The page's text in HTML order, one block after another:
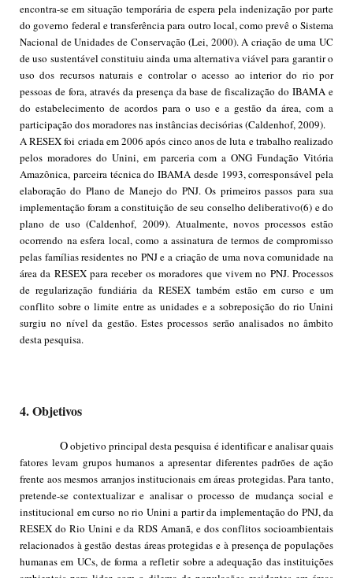
encontra-se em situação temporária de espera pela indenização por parte
do governo federal e transferência para outro local, como prevê o Sistema
Nacional de Unidades de Conservação (Lei, 2000). A criação de uma UC
de uso sustentável constituiu ainda uma alternativa viável para garantir o
uso dos recursos naturais e controlar o acesso ao interior do rio por
pessoas de fora, através da presença da base de fiscalização do IBAMA e
do estabelecimento de acordos para o uso e a gestão da área, com a
participação dos moradores nas instâncias decisórias (Caldenhof, 2009).
A RESEX foi criada em 2006 após cinco anos de luta e trabalho realizado
pelos moradores do Unini, em parceria com a ONG Fundação Vitória
Amazônica, parceira técnica do IBAMA desde 1993, corresponsável pela
elaboração do Plano de Manejo do PNJ. Os primeiros passos para sua
implementação foram a constituição de seu conselho deliberativo(6) e do
plano de uso (Caldenhof, 2009). Atualmente, novos processos estão
ocorrendo na esfera local, como a assinatura de termos de compromisso
pelas famílias residentes no PNJ e a criação de uma nova comunidade na
área da RESEX para receber os moradores que vivem no PNJ. Processos
de regularização fundiária da RESEX também estão em curso e um
conflito sobre o limite entre as unidades e a sobreposição do rio Unini
surgiu no nível da gestão. Estes processos serão analisados no âmbito
desta pesquisa.
4. Objetivos
Oobjetivo principal desta pesquisa é identificar e analisar quais
fatores levam grupos humanos a apresentar diferentes padrões de ação
frente aos mesmos arranjos institucionais em áreas protegidas. Para tanto,
pretende-se contextualizar e analisar o processo de mudança social e
institucional em curso no rio Unini a partir da implementação do PNJ, da
RESEX do Rio Unini e da RDS Amanã, e dos conflitos socioambientais
relacionados à gestão destas áreas protegidas e à presença de populações
humanas em UCs, de forma a refletir sobre a adequação das instituições